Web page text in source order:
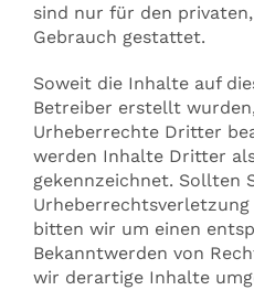
sind nur für den
Gebrauch gestattet.
Soweit die Inhalte auf
Betreiber erstellt
Urheberrechte Dritter
werden Inhalte Dritter
gekennzeichnet. Sollten
bitten wir um einen
Bekanntwerden von
wir derartige Inhalte